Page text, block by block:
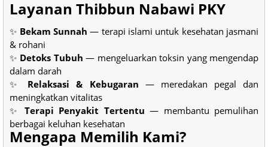
Layanan Thibbun Nabawi PKY
✨ Bekam Sunnah — terapi islami untuk kesehatan jasmani
& rohani
✨ Detoks Tubuh — mengeluarkan toksin yang mengendap
dalam darah
✨ Relaksasi & Kebugaran — meredakan pegal dan
meningkatkan vitalitas
✨ Terapi Penyakit Tertentu — membantu pemulihan
berbagai keluhan kesehatan
Mengapa Memilih Kami?